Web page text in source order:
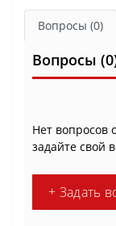
Вопросы (0)
Вопросы
Нет вопросов
задайте свой
+ Задать